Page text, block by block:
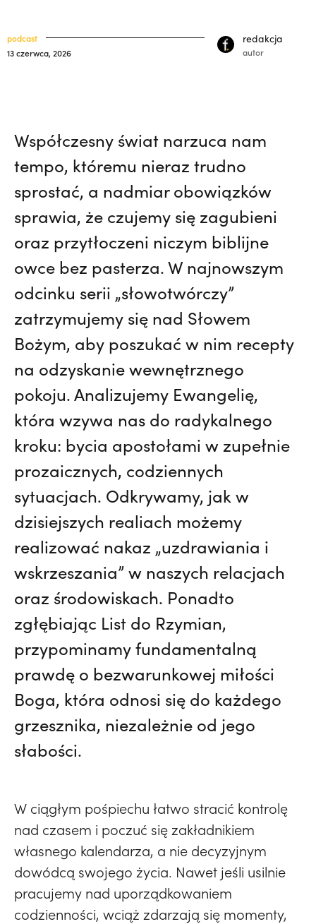
kuria prowincjalna
JESTEM
podcast
13 czerwca, 2026
redakcja
autor
Współczesny świat narzuca nam
tempo, któremu nieraz trudno
sprostać, a nadmiar obowiązków
sprawia, że czujemy się zagubieni
oraz przytłoczeni niczym biblijne
owce bez pasterza. W najnowszym
odcinku serii „słowotwórczy”
zatrzymujemy się nad Słowem
Bożym, aby poszukać w nim recepty
na odzyskanie wewnętrznego
pokoju. Analizujemy Ewangelię,
która wzywa nas do radykalnego
kroku: bycia apostołami w zupełnie
prozaicznych, codziennych
sytuacjach. Odkrywamy, jak w
dzisiejszych realiach możemy
realizować nakaz „uzdrawiania i
wskrzeszania” w naszych relacjach
oraz środowiskach. Ponadto
zgłębiając List do Rzymian,
przypominamy fundamentalną
prawdę o bezwarunkowej miłości
Boga, która odnosi się do każdego
grzesznika, niezależnie od jego
słabości.
W ciągłym pośpiechu łatwo stracić kontrolę
nad czasem i poczuć się zakładnikiem
własnego kalendarza, a nie decyzyjnym
dowódcą swojego życia. Nawet jeśli usilnie
pracujemy nad uporządkowaniem
codzienności, wciąż zdarzają się momenty,